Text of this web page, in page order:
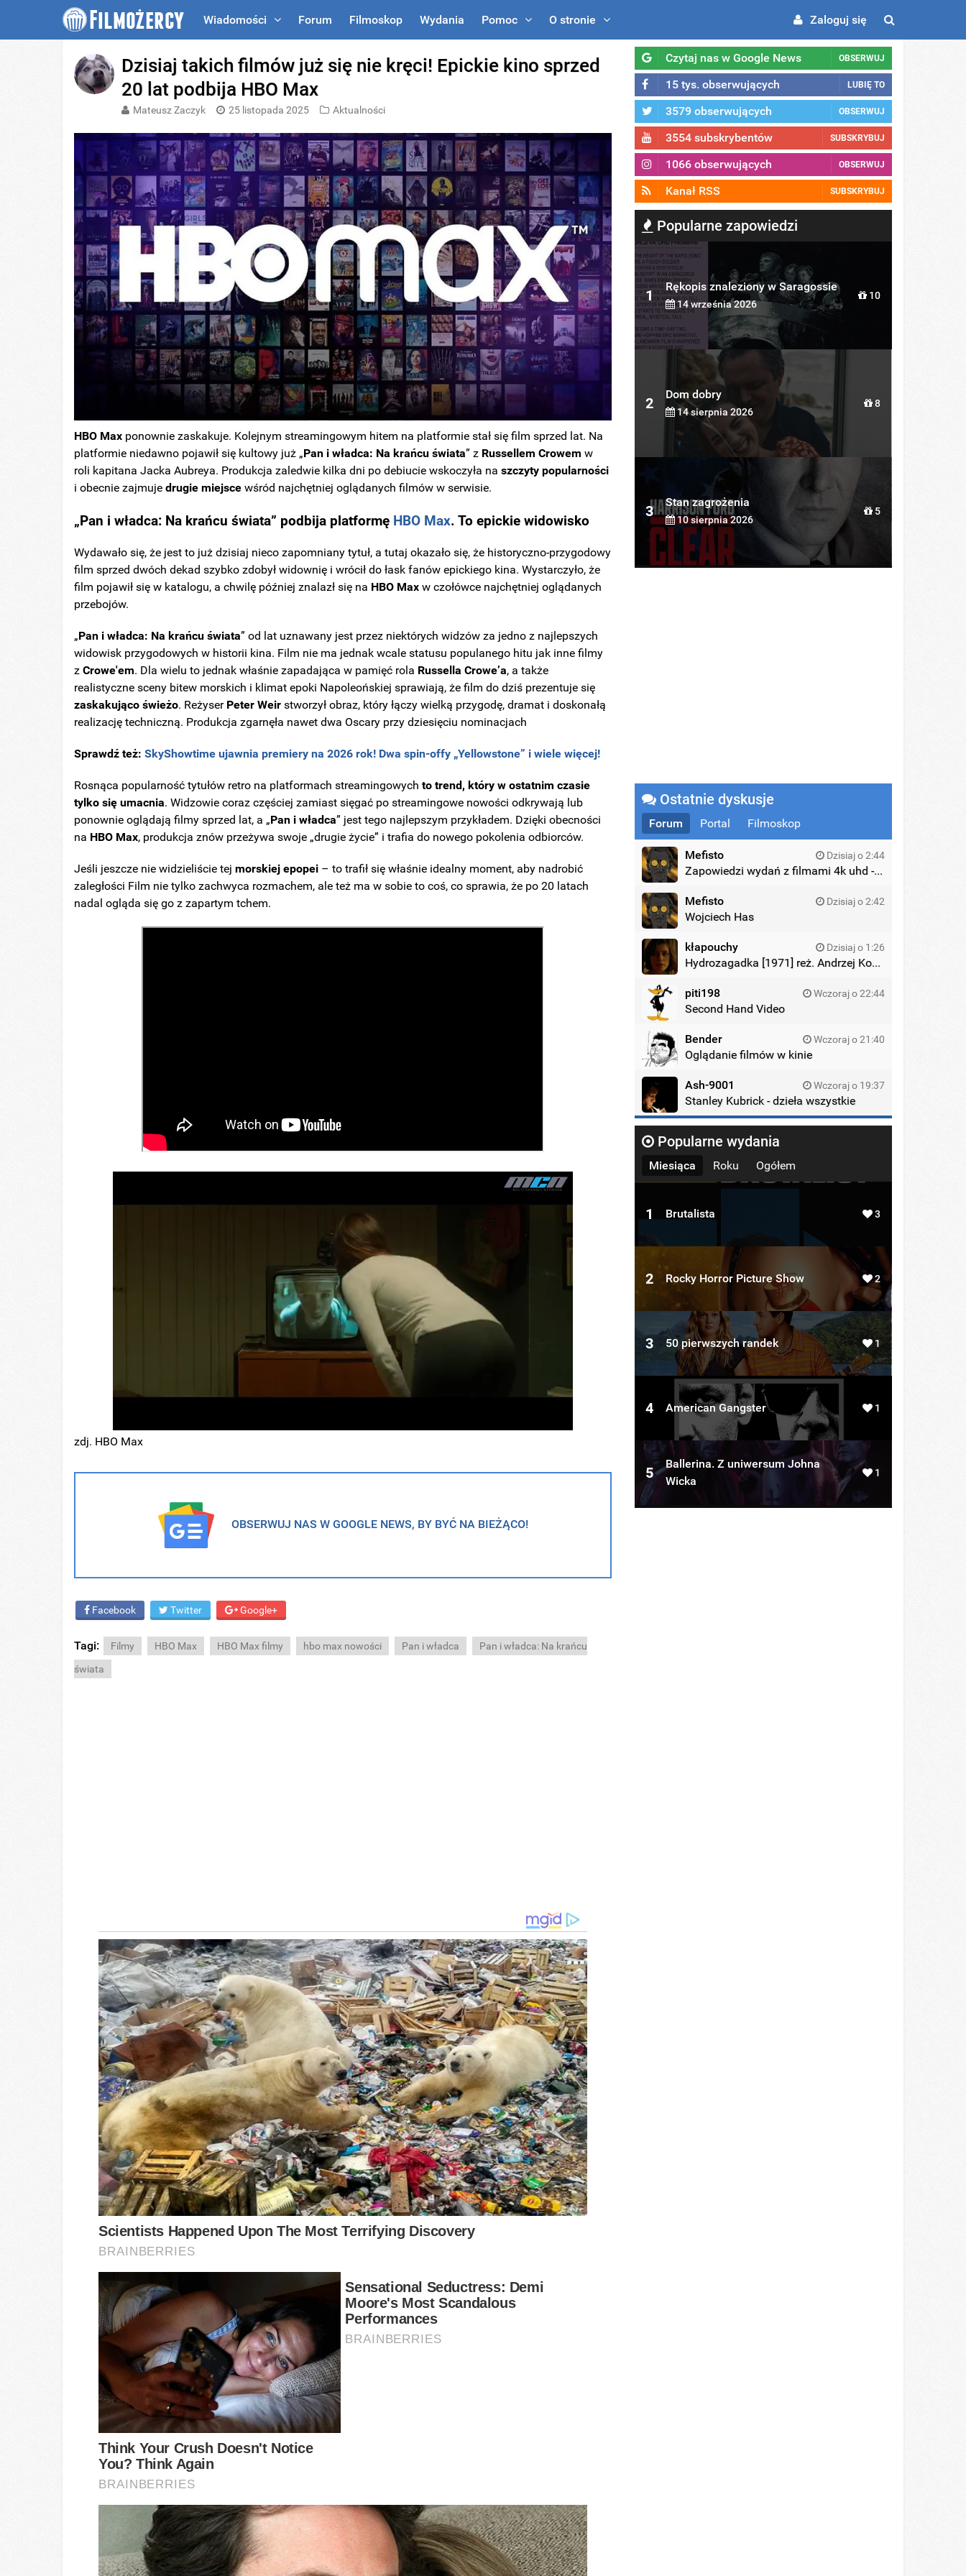
Wiadomości Forum Filmoskop Wydania Pomoc O stronie Zaloguj się
Dzisiaj takich filmów już się nie kręci! Epickie kino sprzed
20 lat podbija HBO Max
Mateusz Zaczyk 25 listopada 2025 Aktualności
HBO Max ponownie zaskakuje. Kolejnym streamingowym hitem na platformie stał się film sprzed lat. Na
platformie niedawno pojawił się kultowy już „Pan i władca: Na krańcu świata” z Russellem Crowem w
roli kapitana Jacka Aubreya. Produkcja zaledwie kilka dni po debiucie wskoczyła naszczyty popularności
i obecnie zajmujedrugie miejsce wśród najchętniej oglądanych filmów w serwisie.
„Pan i władca: Na krańcu świata” podbija platformę HBO Max. To epickie widowisko
Wydawało się, że jest to już dzisiaj nieco zapomniany tytuł, a tutaj okazało się, że historyczno-przygodowy
film sprzed dwóch dekad szybko zdobył widownię i wrócił do łask fanów epickiego kina. Wystarczyło, że
film pojawił się w katalogu, a chwilę później znalazł się na HBO Max w czołówce najchętniej oglądanych
przebojów.
„Pan i władca: Na krańcu świata” od lat uznawany jest przez niektórych widzów za jedno z najlepszych
widowisk przygodowych w historii kina. Film nie ma jednak wcale statusu populanego hitu jak inne filmy
zCrowe'em. Dla wielu to jednak właśnie zapadająca w pamięć rola Russella Crowe’a, a także
realistyczne sceny bitew morskich i klimat epoki Napoleońskiej sprawiają, że film do dziś prezentuje się
zaskakująco świeżo. Reżyser Peter Weir stworzył obraz, który łączy wielką przygodę, dramat i doskonałą
realizację techniczną. Produkcja zgarnęła nawet dwa Oscary przy dziesięciu nominacjach
Sprawdź też:SkyShowtime ujawnia premiery na 2026 rok! Dwa spin-offy „Yellowstone” i wiele więcej!
Rosnąca popularność tytułów retro na platformach streamingowychto trend, który w ostatnim czasie
tylko się umacnia. Widzowie coraz częściej zamiast sięgać po streamingowe nowości odkrywają lub
ponownie oglądają filmy sprzed lat, a „Pan i władca” jest tego najlepszym przykładem. Dzięki obecności
na HBO Max, produkcja znów przeżywa swoje „drugie życie” i trafia do nowego pokolenia odbiorców.
Jeśli jeszcze nie widzieliście tejmorskiej epopei – to trafił się właśnie idealny moment, aby nadrobić
zaległości Film nie tylko zachwyca rozmachem, ale też ma w sobie to coś, co sprawia, że po 20 latach
nadal ogląda się go z zapartym tchem.
zdj. HBO Max
OBSERWUJ NAS W GOOGLE NEWS, BY BYĆ NA BIEŻĄCO!
Facebook Twitter Google+
Tagi: Filmy HBO Max HBO Max filmy hbo max nowości Pan i władca
Pan i władca: Na krańcu
świata
Czytaj nas w Google News OBSERWUJ
15 tys. obserwujących LUBIĘ TO
3579 obserwujących OBSERWUJ
3554 subskrybentów SUBSKRYBUJ
1066 obserwujących OBSERWUJ
Kanał RSS SUBSKRYBUJ
Popularne zapowiedzi
1
Rękopis znaleziony w Saragossie
14 września 2026
10
2
Dom dobry
14 sierpnia 2026
8
3
Stan zagrożenia
10 sierpnia 2026
5
Ostatnie dyskusje
Forum Portal Filmoskop
Mefisto Dzisiaj o 2:44
Zapowiedzi wydań z filmami 4k uhd - zagraniczne wydania
Mefisto Dzisiaj o 2:42
Wojciech Has
kłapouchy Dzisiaj o 1:26
Hydrozagadka [1971] reż. Andrzej Kondratiuk
piti198 Wczoraj o 22:44
Second Hand Video
Bender Wczoraj o 21:40
Oglądanie filmów w kinie
Ash-9001 Wczoraj o 19:37
Stanley Kubrick - dzieła wszystkie
Popularne wydania
Miesiąca Roku Ogółem
1 Brutalista 3
2 Rocky Horror Picture Show 2
3 50 pierwszych randek 1
4 American Gangster 1
5
Ballerina. Z uniwersum Johna
Wicka
1